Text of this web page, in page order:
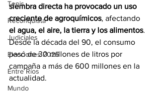
Tenis
Reconquista
Judiciales
Elecciones 2025
Entre Ríos
Mundo
siembra directa ha provocado un uso
creciente de agroquímicos, afectando
el agua, el aire, la tierra y los alimentos.
Desde la década del 90, el consumo
pasó de 30 millones de litros por
campaña a más de 600 millones en la
actualidad.